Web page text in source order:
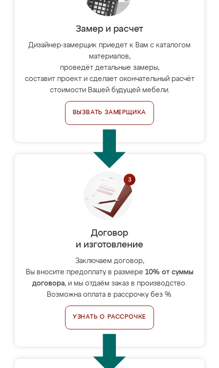
Замер и расчет
Дизайнер-замерщик приедет к Вам с каталогом
материалов,
проведёт детальные замеры,
составит проект и сделает окончательный расчёт
стоимости Вашей будущей мебели.
ВЫЗВАТЬ ЗАМЕРЩИКА
Договор
и изготовление
Заключаем договор,
Вы вносите предоплату в размере 10% от суммы
договора, и мы отдаём заказ в производство.
Возможна оплата в рассрочку без %.
УЗНАТЬ О РАССРОЧКЕ